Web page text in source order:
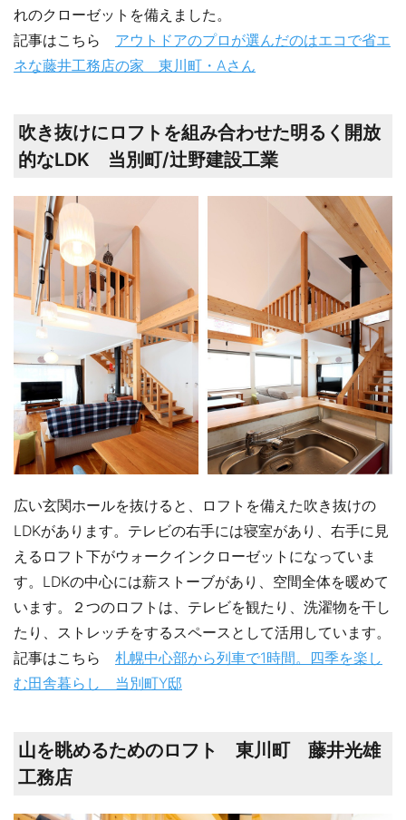
れのクローゼットを備えました。
記事はこちら アウトドアのプロが選んだのはエコで省エ
ネな藤井工務店の家 東川町・Aさん
吹き抜けにロフトを組み合わせた明るく開放
的なLDK 当別町/辻野建設工業
広い玄関ホールを抜けると、ロフトを備えた吹き抜けの
LDKがあります。テレビの右手には寝室があり、右手に見
えるロフト下がウォークインクローゼットになっていま
す。LDKの中心には薪ストーブがあり、空間全体を暖めて
います。２つのロフトは、テレビを観たり、洗濯物を干し
たり、ストレッチをするスペースとして活用しています。
記事はこちら 札幌中心部から列車で1時間。四季を楽し
む田舎暮らし 当別町Y邸
山を眺めるためのロフト 東川町 藤井光雄
工務店